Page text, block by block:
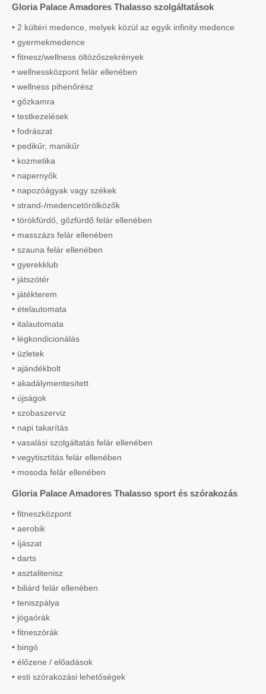
Gloria Palace Amadores Thalasso szolgáltatások
• 2 kültéri medence, melyek közül az egyik infinity medence
• gyermekmedence
• fitnesz/wellness öltözőszekrények
• wellnessközpont felár ellenében
• wellness pihenőrész
• gőzkamra
• testkezelések
• fodrászat
• pedikűr, manikűr
• kozmetika
• napernyők
• napozóágyak vagy székek
• strand-/medencetörölközők
• törökfürdő, gőzfürdő felár ellenében
• masszázs felár ellenében
• szauna felár ellenében
• gyerekklub
• játszótér
• játékterem
• ételautomata
• italautomata
• légkondicionálás
• üzletek
• ajándékbolt
• akadálymentesített
• újságok
• szobaszerviz
• napi takarítás
• vasalási szolgáltatás felár ellenében
• vegytisztítás felár ellenében
• mosoda felár ellenében
Gloria Palace Amadores Thalasso sport és szórakozás
• fitneszközpont
• aerobik
• íjászat
• darts
• asztalitenisz
• biliárd felár ellenében
• teniszpálya
• jógaórák
• fitneszórák
• bingó
• élőzene / előadások
• esti szórakozási lehetőségek